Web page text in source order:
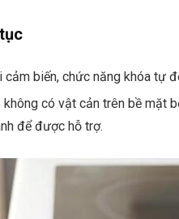
cảm biến, chức năng khóa tự
có vật cản trên bề mặt
để được hỗ trợ.